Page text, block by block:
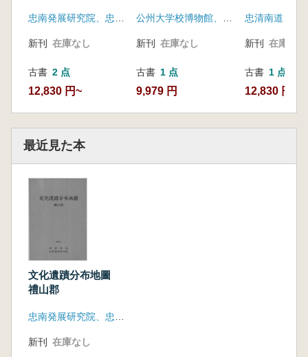
忠南発展研究院、忠清南道
新刊 在庫なし
古書 2 点
12,830 円~
公州大学校博物館、忠清南道
新刊 在庫なし
古書 1 点
9,979 円
新刊 在庫なし
古書 1 点
12,830 円
最近見た本
文化遺蹟分布地圖
禮山郡
新刊 在庫なし